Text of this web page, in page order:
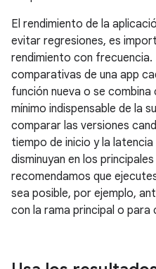
El rendimiento de la
evitar regresiones, es
rendimiento con frecuencia.
comparativas de una app
función nueva o se combina
mínimo indispensable de la
comparar las versiones
tiempo de inicio y la
disminuyan en los
recomendamos que
sea posible, por ejemplo,
con la rama principal o